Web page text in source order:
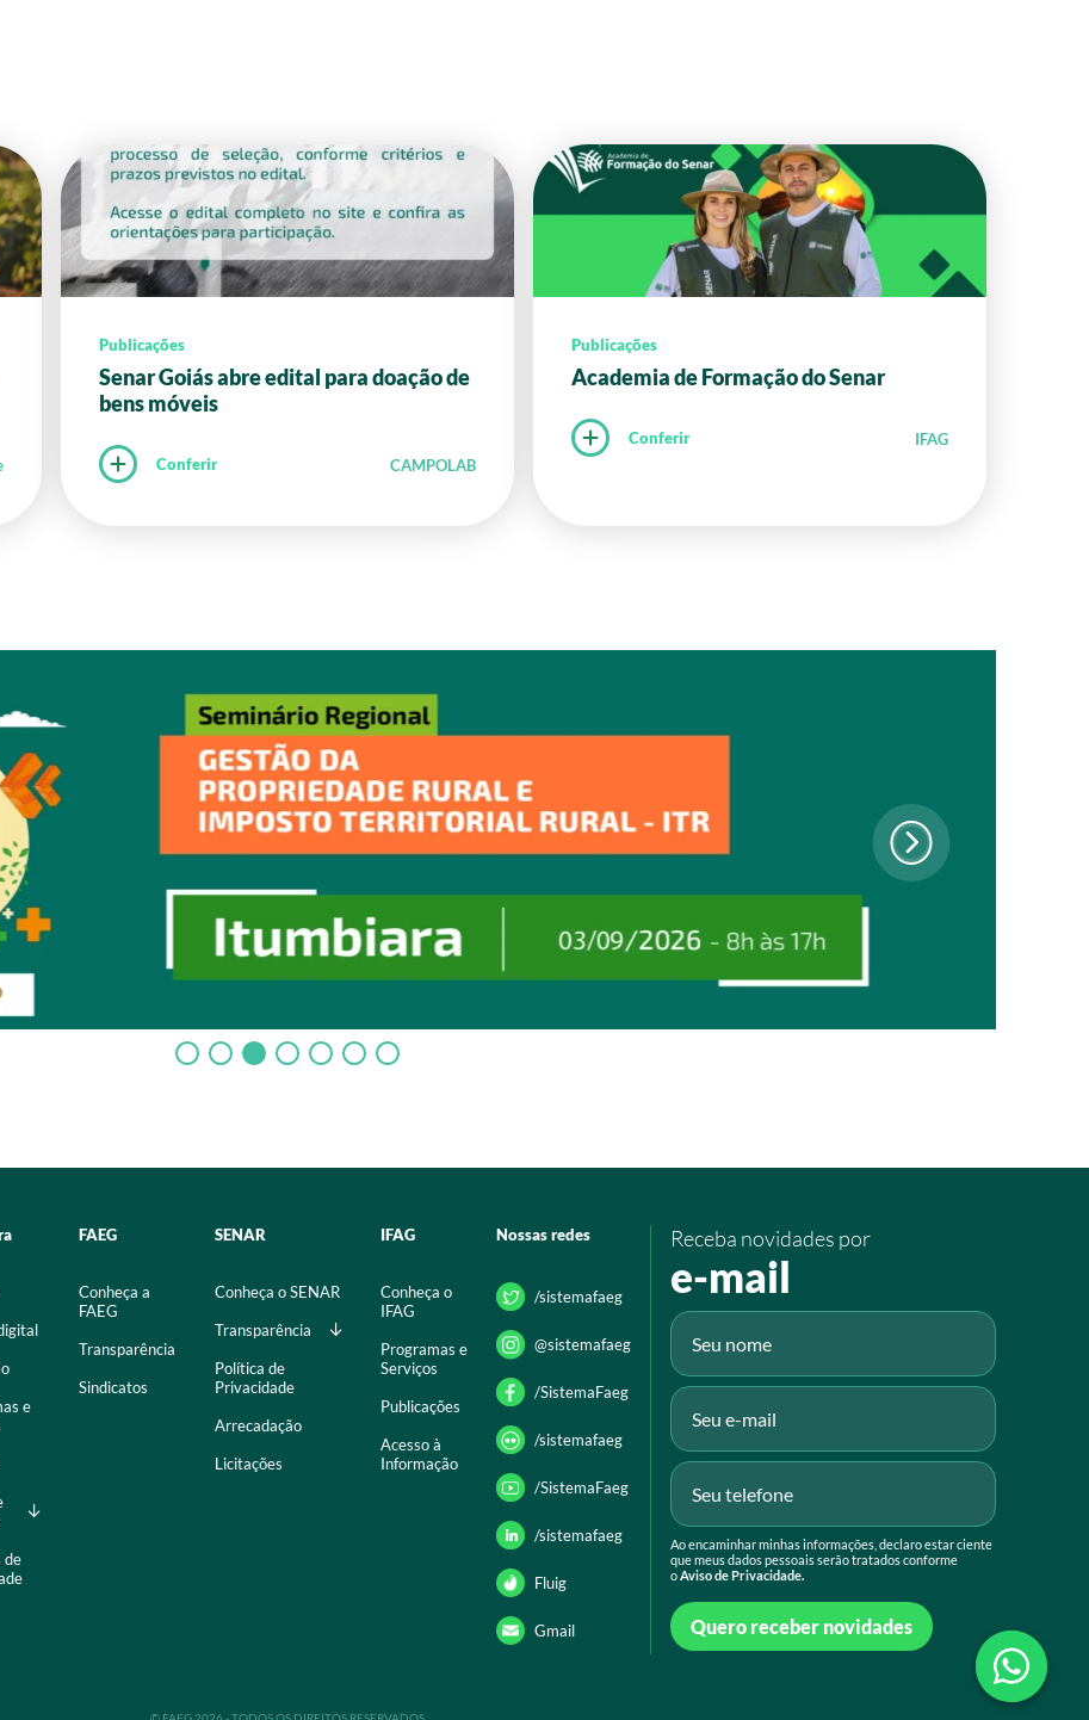
Publicações
Senar Goiás abre edital para doação de
bens móveis
Conferir CAMPOLAB
Publicações
Academia de Formação do Senar
Conferir IFAG
e
de
FAEG
Conheça a
FAEG
Transparência
Sindicatos
SENAR
Conheça o SENAR
Transparência
Política de
Privacidade
Arrecadação
Licitações
IFAG
Conheça o
IFAG
Programas e
Serviços
Publicações
Acesso à
Informação
Nossas redes
/sistemafaeg
@sistemafaeg
/SistemaFaeg
/sistemafaeg
/SistemaFaeg
/sistemafaeg
Fluig
Gmail
Receba novidades por
e-mail
Ao encaminhar minhas informações, declaro estar ciente
que meus dados pessoais serão tratados conforme
oAviso de Privacidade.
Quero receber novidades